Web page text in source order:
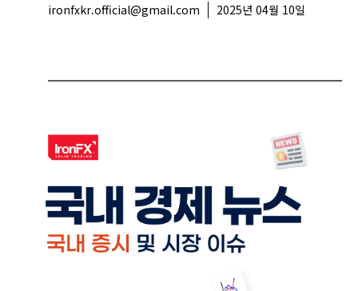
ironfxkr.official@gmail.com 2025년 04월 10일